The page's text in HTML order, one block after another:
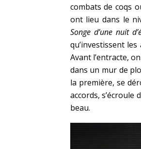
combats de coqs
ont lieu dans le
Songe d’une nuit
qu’investissent
Avant l’entracte,
dans un mur de
la première, se
accords,
beau.